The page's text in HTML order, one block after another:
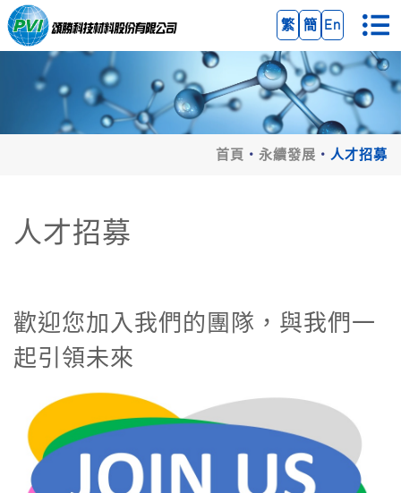
繁 簡 En
首頁 永續發展 人才招募
人才招募
歡迎您加入我們的團隊，與我們一
起引領未來